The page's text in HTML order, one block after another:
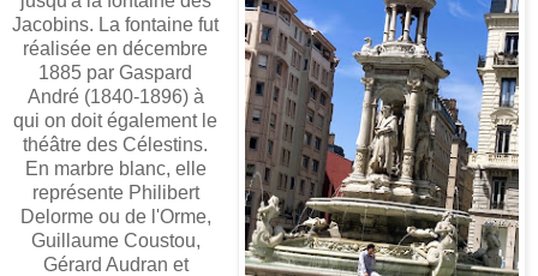
Jacobins. La fontaine fut
réalisée en décembre
1885 par Gaspard
André (1840-1896) à
qui on doit également le
théâtre des Célestins.
En marbre blanc, elle
représente Philibert
Delorme ou de l'Orme,
Guillaume Coustou,
Gérard Audran et